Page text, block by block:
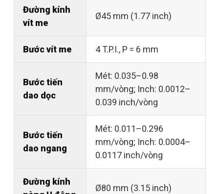
Đường kính
vít me
Ø45 mm (1.77 inch)
Bước vít me 4 T.P.I., P = 6 mm
Bước tiến
dao dọc
Mét: 0.035–0.98
mm/vòng; Inch: 0.0012–
0.039 inch/vòng
Bước tiến
dao ngang
Mét: 0.011–0.296
mm/vòng; Inch: 0.0004–
0.0117 inch/vòng
Đường kính
Ø80 mm (3.15 inch)